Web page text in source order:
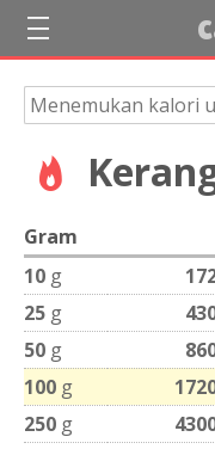
Gram
10 g
25 g
50 g
100 g
250 g